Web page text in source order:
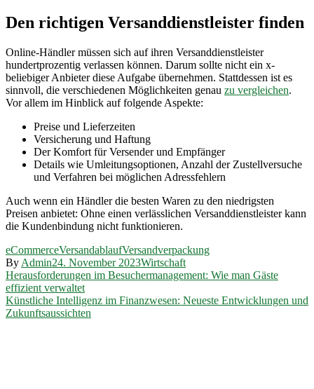
Den richtigen Versanddienstleister finden
Online-Händler müssen sich auf ihren Versanddienstleister
hundertprozentig verlassen können. Darum sollte nicht ein x-
beliebiger Anbieter diese Aufgabe übernehmen. Stattdessen ist es
sinnvoll, die verschiedenen Möglichkeiten genau zu vergleichen.
Vor allem im Hinblick auf folgende Aspekte:
Preise und Lieferzeiten
Versicherung und Haftung
Der Komfort für Versender und Empfänger
Details wie Umleitungsoptionen, Anzahl der Zustellversuche
und Verfahren bei möglichen Adressfehlern
Auch wenn ein Händler die besten Waren zu den niedrigsten
Preisen anbietet: Ohne einen verlässlichen Versanddienstleister kann
die Kundenbindung nicht funktionieren.
eCommerceVersandablaufVersandverpackung
By Admin24. November 2023Wirtschaft
Beitragsnavigation
Herausforderungen im Besuchermanagement: Wie man Gäste
effizient verwaltet
Künstliche Intelligenz im Finanzwesen: Neueste Entwicklungen und
Zukunftsaussichten